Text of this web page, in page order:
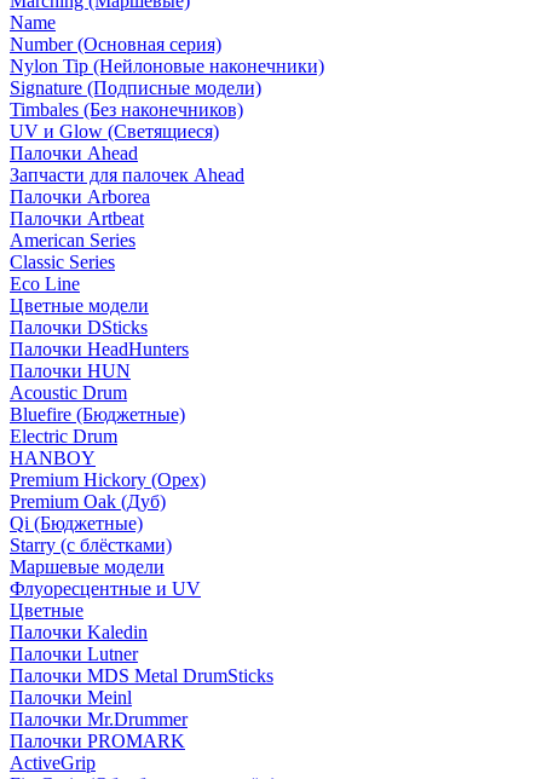
Name
Number (Основная серия)
Nylon Tip (Нейлоновые наконечники)
Signature (Подписные модели)
Timbales (Без наконечников)
UV и Glow (Светящиеся)
Палочки Ahead
Запчасти для палочек Ahead
Палочки Arborea
Палочки Artbeat
American Series
Classic Series
Eco Line
Цветные модели
Палочки DSticks
Палочки HeadHunters
Палочки HUN
Acoustic Drum
Bluefire (Бюджетные)
Electric Drum
HANBOY
Premium Hickory (Орех)
Premium Oak (Дуб)
Qi (Бюджетные)
Starry (с блёстками)
Маршевые модели
Флуоресцентные и UV
Цветные
Палочки Kaledin
Палочки Lutner
Палочки MDS Metal DrumSticks
Палочки Meinl
Палочки Mr.Drummer
Палочки PROMARK
ActiveGrip